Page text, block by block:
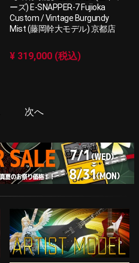
ーズ) E-SNAPPER-7 Fujioka
Custom / Vintage Burgundy
Mist (藤岡幹大モデル) 京都店
¥ 319,000 (税込)
次へ